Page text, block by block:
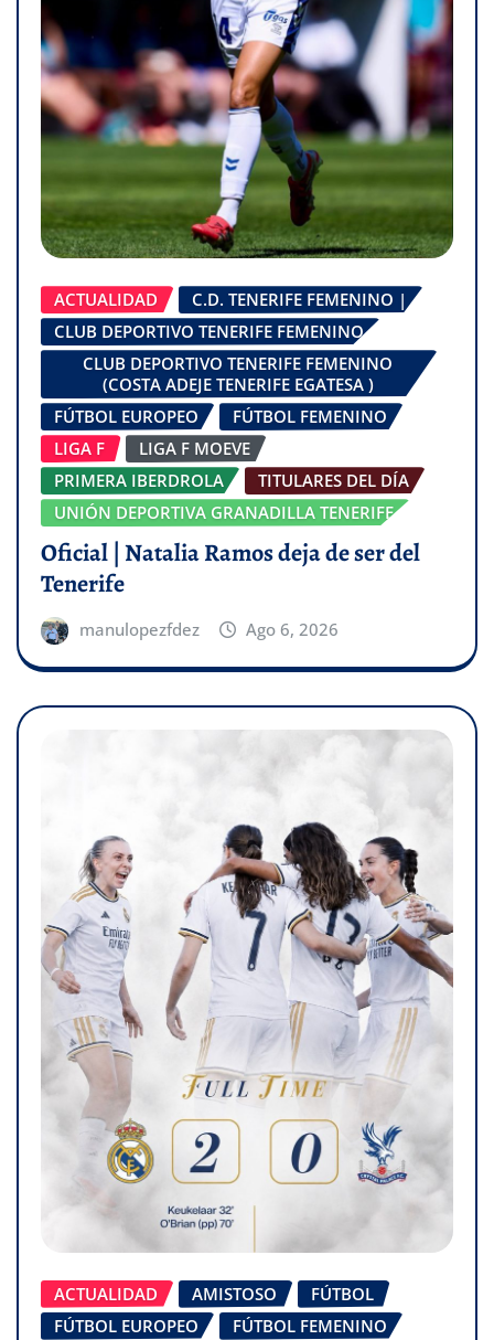
ACTUALIDAD
C.D. TENERIFE FEMENINO |
CLUB DEPORTIVO TENERIFE FEMENINO
CLUB DEPORTIVO TENERIFE FEMENINO
(COSTA ADEJE TENERIFE EGATESA )
FÚTBOL EUROPEO
FÚTBOL FEMENINO
LIGA F
LIGA F MOEVE
PRIMERA IBERDROLA
TITULARES DEL DÍA
UNIÓN DEPORTIVA GRANADILLA TENERIFE
Oficial | Natalia Ramos deja de ser del
Tenerife
manulopezfdez Ago 6, 2026
ACTUALIDAD AMISTOSO
FÚTBOL
FÚTBOL EUROPEO
FÚTBOL FEMENINO